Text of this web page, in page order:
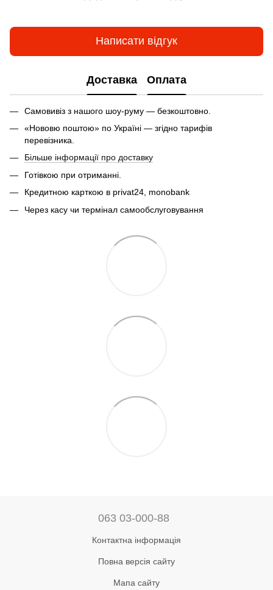
Написати відгук
Доставка Оплата
Самовивіз з нашого шоу-руму — безкоштовно.
«Нововю поштою» по Україні — згідно тарифів
перевізника.
Більше інформації про доставку
Готівкою при отриманні.
Кредитною карткою в privat24, monobank
Через касу чи термінал самообслуговування
063 03-000-88
Контактна інформація
Повна версія сайту
Мапа сайту